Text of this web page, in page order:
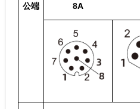
公端 8A